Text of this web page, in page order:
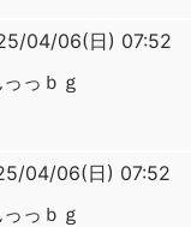
04/06(日) 07:52
っｂｇ
04/06(日) 07:52
っｂｇ